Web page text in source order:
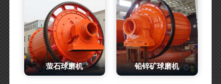
萤石球磨机 铅锌矿球磨机